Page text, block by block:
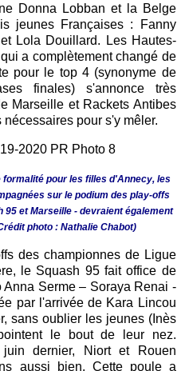
Donna Lobban et la Belge
jeunes Françaises : Fanny
Lola Douillard. Les Hautes-
a complètement changé de
pour le top 4 (synonyme de
finales) s'annonce très
Marseille et Rackets Antibes
pour s'y mêler.
formalité pour les filles d'Annecy, les
sur le podium des play-offs
95 et Marseille - devraient également
photo : Nathalie Chabot)
des championnes de Ligue
le Squash 95 fait office de
Serme – Soraya Renai -
par l'arrivée de Kara Lincou
sans oublier les jeunes (Inès
le bout de leur nez.
dernier, Niort et Rouen
aussi bien. Cette poule a